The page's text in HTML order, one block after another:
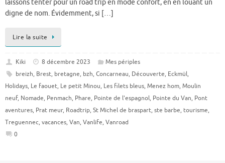
laissons tenter pour un road trip en mode confort, en en louant un
digne de nom. Évidemment, si […]
Lire la suite
Kiki 8 décembre 2023
Mes périples
breizh, Brest, bretagne, bzh, Concarneau, Découverte, Eckmül,
Holidays, Le faouet, Le petit Minou, Les filets bleus, Menez hom, Moulin
neuf, Nomade, Penmach, Phare, Pointe de l'espagnol, Pointe du Van, Pont
aventures, Prat meur, Roadtrip, St Michel de braspart, ste barbe, tourisme,
Treguennec, vacances, Van, Vanlife, Vanroad
0